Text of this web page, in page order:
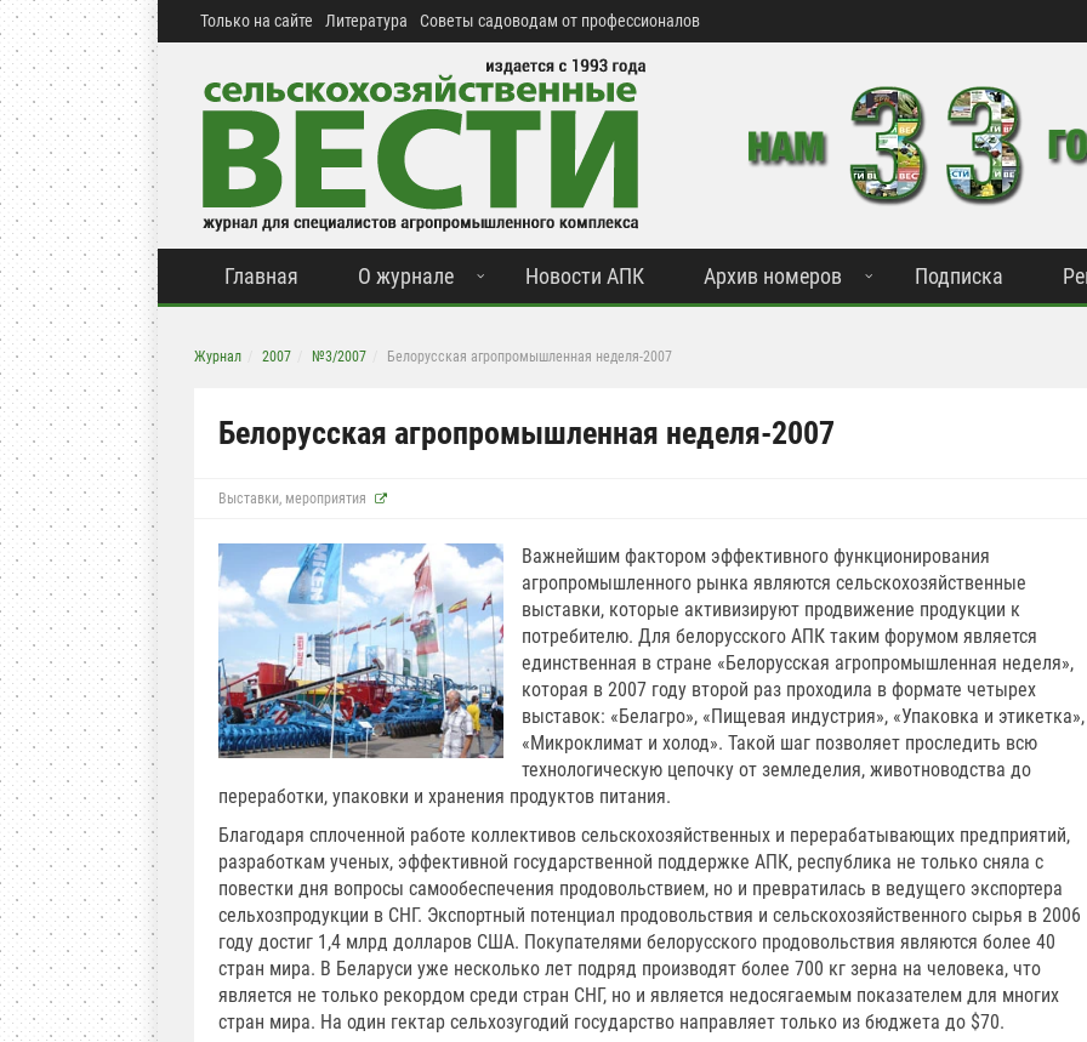
Только на сайте Литература Советы садоводам от профессионалов
Главная О журнале Новости АПК Архив номеров Подписка
Журнал 2007 №3/2007 Белорусская агропромышленная неделя-2007
Белорусская агропромышленная неделя-2007
Выставки, мероприятия
Важнейшим фактором эффективного функционирования
агропромышленного рынка являются сельскохозяйственные
выставки, которые активизируют продвижение продукции к
потребителю. Для белорусского АПК таким форумом является
единственная в стране «Белорусская агропромышленная неделя»,
которая в 2007 году второй раз проходила в формате четырех
выставок: «Белагро», «Пищевая индустрия», «Упаковка и этикетка»,
«Микроклимат и холод». Такой шаг позволяет проследить всю
технологическую цепочку от земледелия, животноводства до
переработки, упаковки и хранения продуктов питания.
Благодаря сплоченной работе коллективов сельскохозяйственных и перерабатывающих предприятий,
разработкам ученых, эффективной государственной поддержке АПК, республика не только сняла с
повестки дня вопросы самообеспечения продовольствием, но и превратилась в ведущего экспортера
сельхозпродукции в СНГ. Экспортный потенциал продовольствия и сельскохозяйственного сырья в 2006
году достиг 1,4 млрд долларов США. Покупателями белорусского продовольствия являются более 40
стран мира. В Беларуси уже несколько лет подряд производят более 700 кг зерна на человека, что
является не только рекордом среди стран СНГ, но и является недосягаемым показателем для многих
стран мира. На один гектар сельхозугодий государство направляет только из бюджета до $70.